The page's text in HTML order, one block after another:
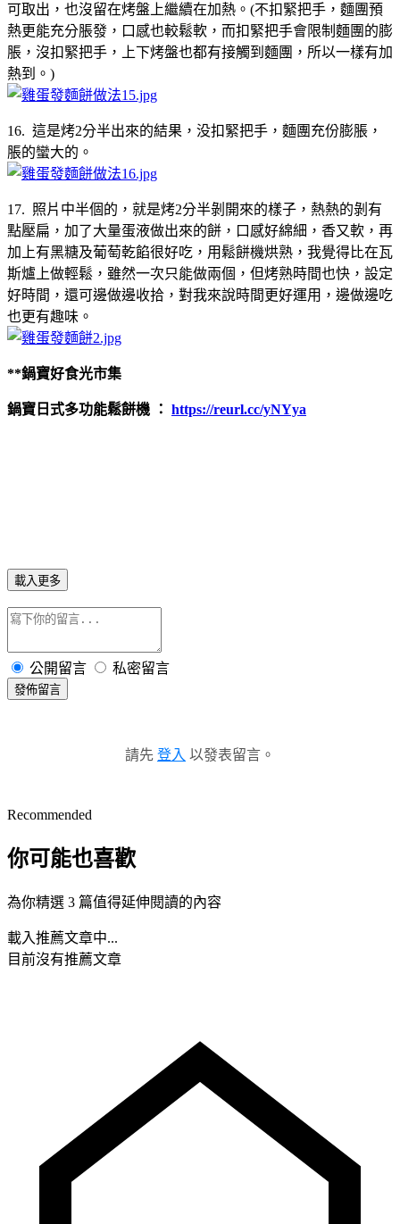
可取出，也沒留在烤盤上繼續在加熱。(不扣緊把手，麵團預
熱更能充分脹發，口感也較鬆軟，而扣緊把手會限制麵團的膨
脹，沒扣緊把手，上下烤盤也都有接觸到麵團，所以一樣有加
熱到。)
16. 這是烤2分半出來的結果，没扣緊把手，麵團充份膨脹，
脹的蠻大的。
17. 照片中半個的，就是烤2分半剝開來的樣子，熱熱的剝有
點壓扁，加了大量蛋液做出來的餅，口感好綿細，香又軟，再
加上有黑糖及葡萄乾餡很好吃，用鬆餅機烘熟，我覺得比在瓦
斯爐上做輕鬆，雖然一次只能做兩個，但烤熟時間也快，設定
好時間，還可邊做邊收拾，對我來說時間更好運用，邊做邊吃
也更有趣味。
**鍋寶好食光市集
鍋寶日式多功能鬆餅機 ： https://reurl.cc/yNYya
載入更多
公開留言 私密留言
發佈留言
請先 登入 以發表留言。
Recommended
你可能也喜歡
為你精選 3 篇值得延伸閱讀的內容
載入推薦文章中...
目前沒有推薦文章